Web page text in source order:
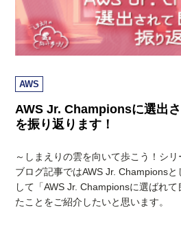
AWS
AWS Jr. Championsに選出
を振り返ります！
～しまえりの雲を向いて歩こう！シ
ブログ記事ではAWS Jr. Champions
して「AWS Jr. Championsに選ばれ
たことをご紹介したいと思います。